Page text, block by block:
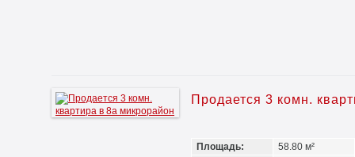
Продается 3 комн.
Площадь:
58.80 м²